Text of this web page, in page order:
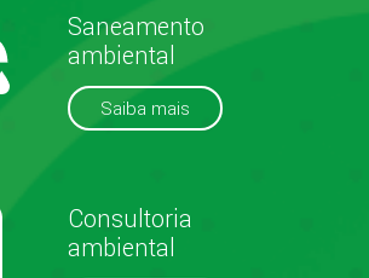
Saneamento
ambiental
Saiba mais
Consultoria
ambiental